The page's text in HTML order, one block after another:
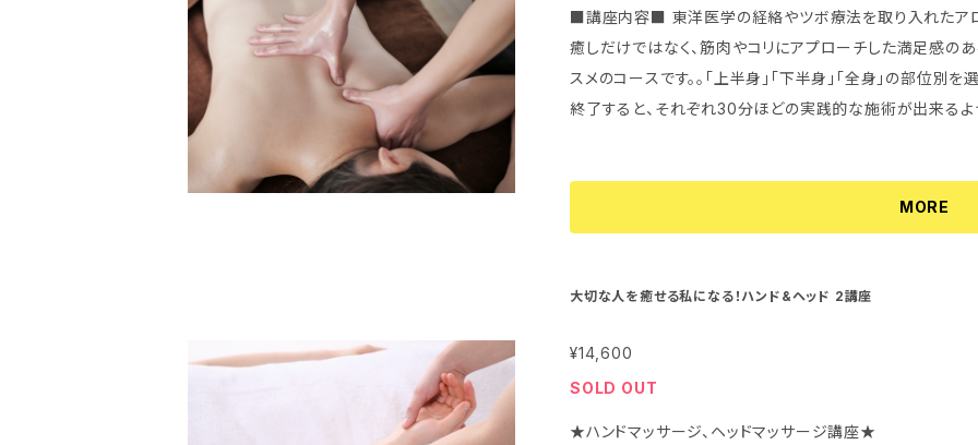
■講座内容■ 東洋医学の経絡やツボ療法を取り入れたアロ
癒しだけではなく、筋肉やコリにアプローチした満足感の
スメのコースです。。「上半身」「下半身」「全身」の部位別
終了すると、それぞれ30分ほどの実践的な施術が出来るよ
MORE
大切な人を癒せる私になる！ハンド&ヘッド 2講座
¥14,600
SOLD OUT
★ハンドマッサージ、ヘッドマッサージ講座★